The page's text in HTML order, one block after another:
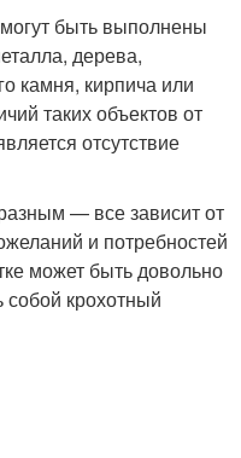
быть выполнены
дерева,
камня, кирпича или
таких объектов от
отсутствие
— все зависит от
и потребностей
может быть довольно
крохотный